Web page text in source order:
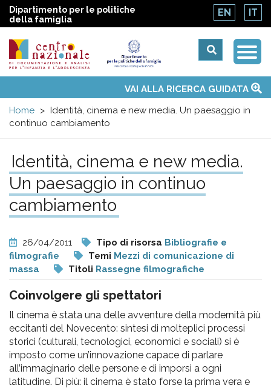
Dipartimento per le politiche
della famiglia
EN IT
Centro
nazionale
di
Documentazione
e
analisi
pr
l'infanzia
e
l'adolescenza
menu
Temi
Attività
Convenzione ONUVAI ALLA RICERCA GUIDATA
Home
Identità, cinema e new media. Un paesaggio in
continuo cambiamento
Identità, cinema e new media.
Un paesaggio in continuo
cambiamento
26/04/2011 Tipo di risorsa Bibliografie e
filmografie
Temi Mezzi di comunicazione di
massa
Titoli Rassegne filmografiche
Coinvolgere gli spettatori
Il cinema è stata una delle avventure della modernità più
eccitanti del Novecento: sintesi di molteplici processi
storici (culturali, tecnologici, economici e sociali) si è
imposto come un’innovazione capace di parlare
all’immaginario delle persone e di imporsi a ogni
latitudine. Di più: il cinema è stato forse la prima vera e